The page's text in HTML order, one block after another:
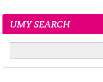
UMY SEARCH